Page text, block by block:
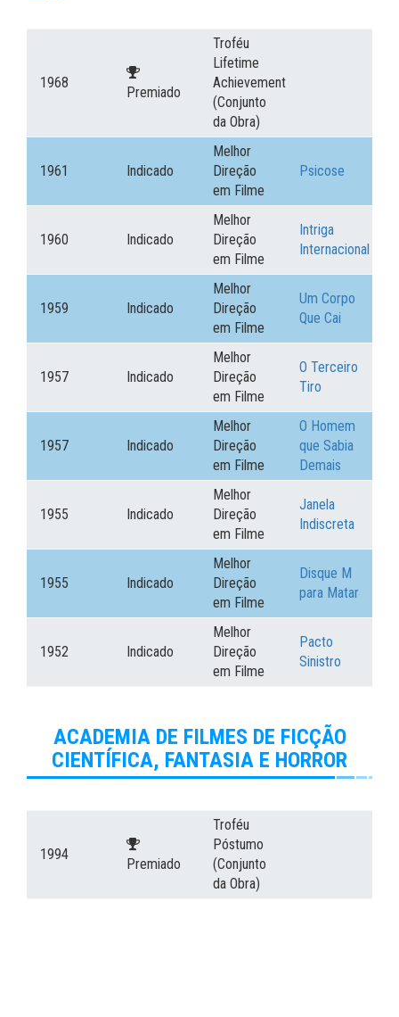
1968
Premiado
Troféu
Lifetime
Achievement
(Conjunto
da Obra)
1961 Indicado
Melhor
Direção
em Filme
Psicose
1960 Indicado
Melhor
Direção
em Filme
Intriga
Internacional
1959 Indicado
Melhor
Direção
em Filme
Um Corpo
Que Cai
1957 Indicado
Melhor
Direção
em Filme
O Terceiro
Tiro
1957 Indicado
Melhor
Direção
em Filme
O Homem
que Sabia
Demais
1955 Indicado
Melhor
Direção
em Filme
Janela
Indiscreta
1955 Indicado
Melhor
Direção
em Filme
Disque M
para Matar
1952 Indicado
Melhor
Direção
em Filme
Pacto
Sinistro
ACADEMIA DE FILMES DE FICÇÃO
CIENTÍFICA, FANTASIA E HORROR
1994
Premiado
Troféu
Póstumo
(Conjunto
da Obra)